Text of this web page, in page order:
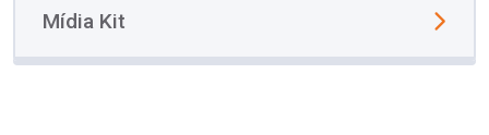
Mídia Kit